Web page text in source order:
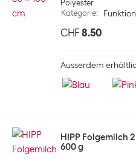
Polyester
Kategorie:
CHF 8.50
Ausserdem
HIPP Folgemilch
600 g